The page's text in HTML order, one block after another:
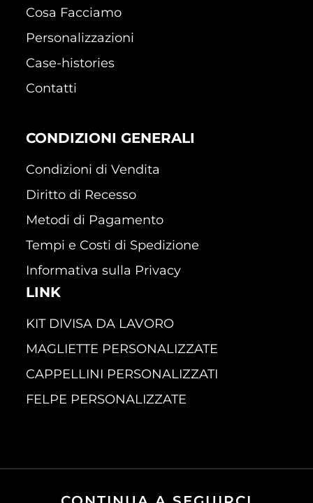
Cosa Facciamo
Personalizzazioni
Case-histories
Contatti
CONDIZIONI GENERALI
Condizioni di Vendita
Diritto di Recesso
Metodi di Pagamento
Tempi e Costi di Spedizione
Informativa sulla Privacy
LINK
KIT DIVISA DA LAVORO
MAGLIETTE PERSONALIZZATE
CAPPELLINI PERSONALIZZATI
FELPE PERSONALIZZATE